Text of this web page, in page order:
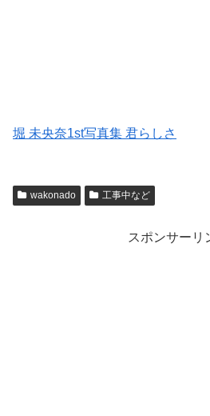
堀 未央奈1st写真集 君らしさ
wakonado 工事中など
スポンサーリ